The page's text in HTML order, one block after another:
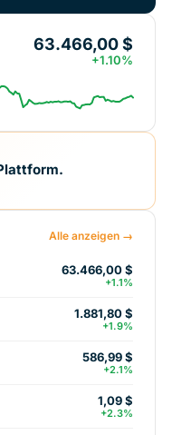
63.466,00 $
+1.10%
Alle anzeigen →
63.466,00 $
+1.1%
1.881,80 $
+1.9%
586,99 $
+2.1%
1,09 $
+2.3%